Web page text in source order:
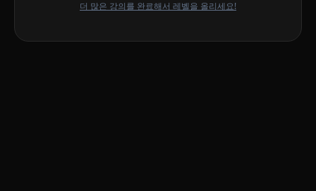
더 많은 강의를 완료해서 레벨을 올리세요!